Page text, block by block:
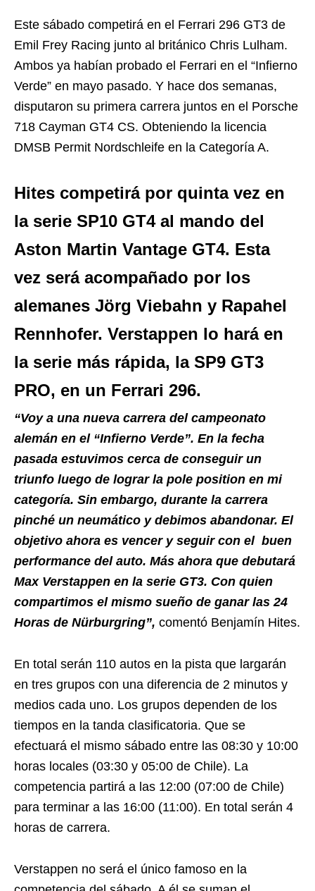
Este sábado competirá en el Ferrari 296 GT3 de
Emil Frey Racing junto al británico Chris Lulham.
Ambos ya habían probado el Ferrari en el “Infierno
Verde” en mayo pasado. Y hace dos semanas,
disputaron su primera carrera juntos en el Porsche
718 Cayman GT4 CS. Obteniendo la licencia
DMSB Permit Nordschleife en la Categoría A.
Hites competirá por quinta vez en
la serie SP10 GT4 al mando del
Aston Martin Vantage GT4. Esta
vez será acompañado por los
alemanes Jörg Viebahn y Rapahel
Rennhofer. Verstappen lo hará en
la serie más rápida, la SP9 GT3
PRO, en un Ferrari 296.
“Voy a una nueva carrera del campeonato
alemán en el “Infierno Verde”. En la fecha
pasada estuvimos cerca de conseguir un
triunfo luego de lograr la pole position en mi
categoría. Sin embargo, durante la carrera
pinché un neumático y debimos abandonar. El
objetivo ahora es vencer y seguir con el buen
performance del auto. Más ahora que debutará
Max Verstappen en la serie GT3. Con quien
compartimos el mismo sueño de ganar las 24
Horas de Nürburgring”, comentó Benjamín Hites.
En total serán 110 autos en la pista que largarán
en tres grupos con una diferencia de 2 minutos y
medios cada uno. Los grupos dependen de los
tiempos en la tanda clasificatoria. Que se
efectuará el mismo sábado entre las 08:30 y 10:00
horas locales (03:30 y 05:00 de Chile). La
competencia partirá a las 12:00 (07:00 de Chile)
para terminar a las 16:00 (11:00). En total serán 4
horas de carrera.
Verstappen no será el único famoso en la